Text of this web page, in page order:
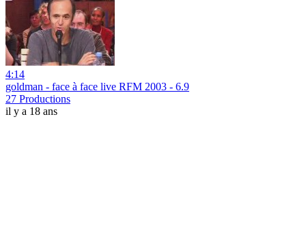
4:14
goldman - face à face live RFM 2003 - 6.9
27 Productions
il y a 18 ans